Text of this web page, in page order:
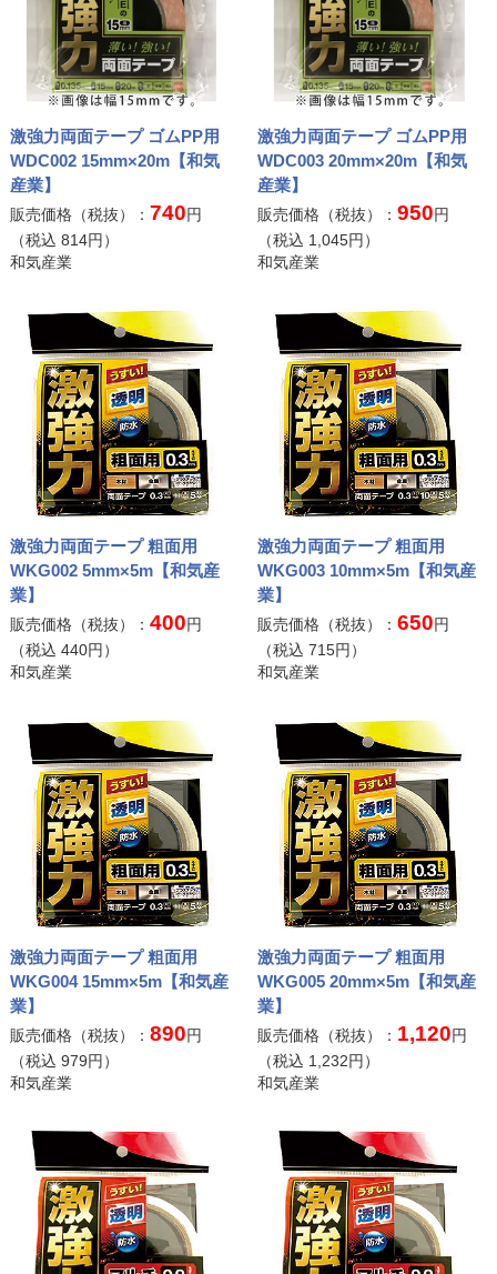
激強力両面テープ ゴムPP用
WDC002 15mm×20m【和気
産業】
販売価格（税抜）： 740円
（税込 814円）
和気産業
激強力両面テープ ゴムPP用
WDC003 20mm×20m【和気
産業】
販売価格（税抜）：950円
（税込 1,045円）
和気産業
激強力両面テープ 粗面用
WKG002 5mm×5m【和気産
業】
販売価格（税抜）： 400円
（税込 440円）
和気産業
激強力両面テープ 粗面用
WKG003 10mm×5m【和気産
業】
販売価格（税抜）：650円
（税込715円）
和気産業
激強力両面テープ 粗面用
WKG004 15mm×5m【和気産
業】
販売価格（税抜）： 890円
（税込 979円）
和気産業
激強力両面テープ 粗面用
WKG005 20mm×5m【和気産
業】
販売価格（税抜）： 1,120円
（税込 1,232円）
和気産業